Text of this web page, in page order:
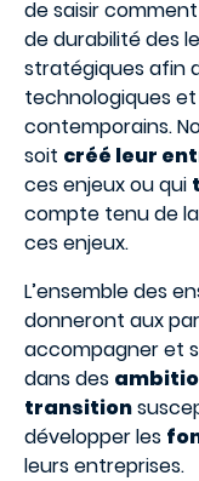
de saisir
de durabilité des
stratégiques afin
technologiques
contemporains.
soit créé leur
ces enjeux ou qui
compte tenu de
ces enjeux.
L’ensemble des
donneront aux
accompagner et
dans des
transition
développer les
leurs entreprises.